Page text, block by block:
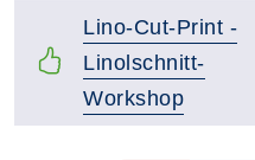
Lino-Cut-Print -
Linolschnitt-
Workshop